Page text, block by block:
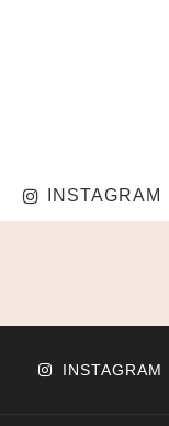
INSTAGRAM
INSTAGRAM